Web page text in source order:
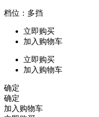
档位：多挡
立即购买
加入购物车
立即购买
加入购物车
确定
确定
加入购物车